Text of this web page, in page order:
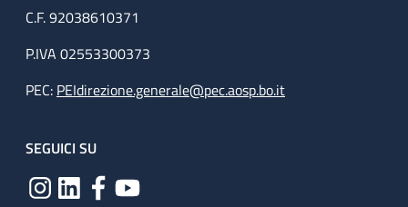
C.F. 92038610371
P.IVA 02553300373
PEC: PEIdirezione.generale@pec.aosp.bo.it
SEGUICI SU